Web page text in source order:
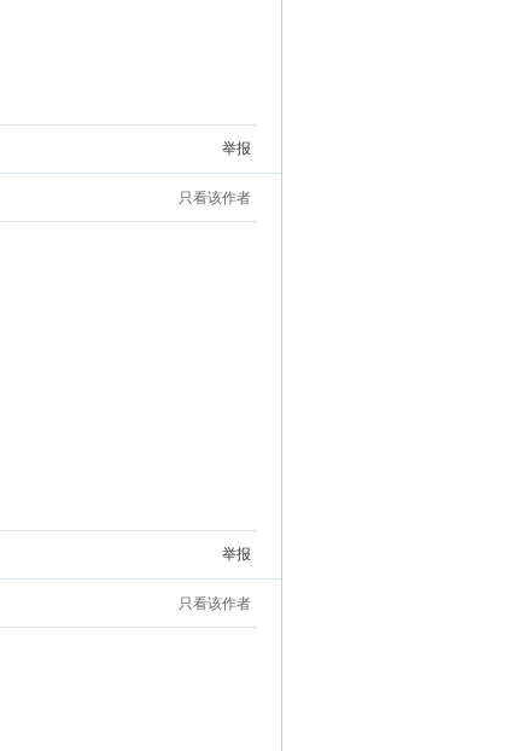
举报
只看该作者
举报
只看该作者